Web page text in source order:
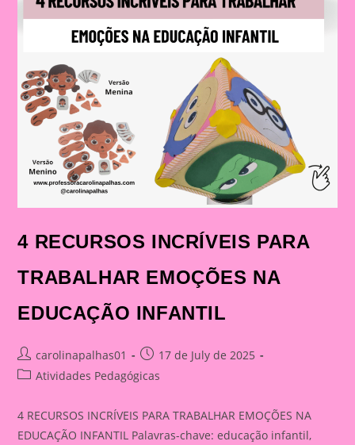
4 RECURSOS INCRÍVEIS PARA
TRABALHAR EMOÇÕES NA
EDUCAÇÃO INFANTIL
Post
author:
carolinapalhas01
Post
published:
17 de July de 2025
PostAtividades Pedagógicas
4 RECURSOS INCRÍVEIS PARA TRABALHAR EMOÇÕES NA
EDUCAÇÃO INFANTIL Palavras-chave: educação infantil,